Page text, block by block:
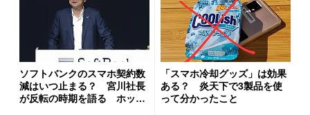
ソフトバンクのスマホ契約数
減はいつ止まる？ 宮川社長
が反転の時期を語る ホッピ
「スマホ冷却グッズ」は効果
ある？ 炎天下で3製品を使
って分かったこと